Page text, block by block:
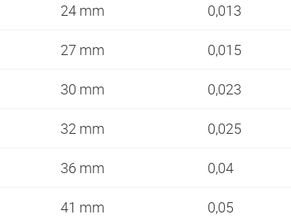
24 mm 0,013
27 mm 0,015
30 mm 0,023
32 mm 0,025
36 mm 0,04
41 mm 0,05